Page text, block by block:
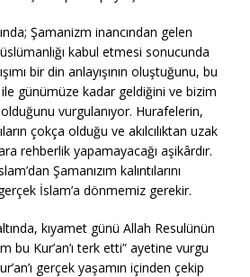
Şamanizm inancından gelen
kabul etmesi sonucunda
bir din anlayışının oluştuğunu, bu
ile günümüze kadar geldiğini ve bizim
olduğunu vurgulanıyor. Hurafelerin,
çokça olduğu ve akılcılıktan uzak
rehberlik yapamayacağı aşikârdır.
Şamanızım kalıntılarını
İslam’a dönmemiz gerekir.
altında, kıyamet günü Allah Resulünün
bu Kur’an’ı terk etti” ayetine vurgu
gerçek yaşamın içinden çekip